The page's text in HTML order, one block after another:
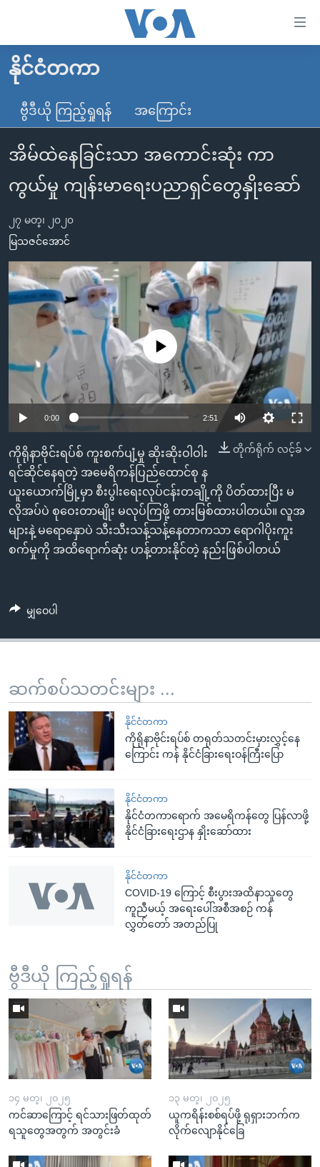
လွယ်ကူ
စေ
သည့်
Link
များ
ပင်မ
သို့
ကျော်
ကြည့်
ရန်
ပင်မ
စာမျက်နှာ
ကျော်
ကြည့်
ရှာဖွေ
ရန်
နေရာ
သို့
ကျော်
ရန်
မူလစာမျက်နှာ
မြန်မာ
ကမ္ဘာ့သတင်းများ
နိုင်ငံတကာ
အမေရိကန်
အစ္စရေး-ပါလက်စတိုင်း
ဗွီဒီယို
သတင်းလွတ်လပ်ခွင့်
ရပ်ဝန်းတခု လမ်းတခု အလွန်
အင်္ဂလိပ်စာလေ့လာမယ်
မကြေးမုံရဲ့ အင်္ဂလိပ်စာ
ရုပ်ရှင်ထဲက အင်္ဂလိပ်စာ
သုတပဒေသာ အင်္ဂလိပ်စာ
ရေဒီယို
တီဗွီ
ရေဒီယိုနှင့်ရုပ်သံ အချက်အလက်များ
ရေဒီယို/တီဗွီအစီအစဉ်
Learning English
ဗွီအိုအေ လူမှုကွန်ယက်များ
ဘာသာစကားများ
နိုင်ငံတကာ
ဗွီဒီယို ကြည့်ရှုရန် အကြောင်း
အိမ်ထဲနေခြင်းသာ အကောင်းဆုံး ကာ
ကွယ်မှု ကျန်းမာရေးပညာရှင်တွေနှိုးဆော်
၂၇ မတ္၊ ၂၀၂၀
မြသဇင်အောင်
No media source currently available
0:00 2:51
တိုက်ရိုက် လင့်ခ်
ကိုရိုနာဗိုင်းရပ်စ် ကူးစက်ပျံ့မှု ဆိုးဆိုးဝါဝါး
ရင်ဆိုင်နေရတဲ့ အမေရိကန်ပြည်ထောင်စု န
ယူးယောက်မြို့မှာ စီးပွါးရေးလုပ်ငန်းတချို့ကို ပိတ်ထားပြီး မ
လိုအပ်ပဲ စုဝေးတာမျိုး မလုပ်ကြဖို့ တားမြစ်ထားပါတယ်။ လူအ
များနဲ့ မရောနှောပဲ သီးသီးသန့်သန့်နေတာကသာ ရောဂါပိုးကူး
စက်မှုကို အထိရောက်ဆုံး ဟန့်တားနိုင်တဲ့ နည်းဖြစ်ပါတယ်
မျှဝေပါ
ဆက်စပ်သတင်းများ ...
နိုင်ငံတကာ
ကိုရိုနာဗိုင်းရပ်စ် တရုတ်သတင်းမှားလွှင့်နေ
ကြောင်း ကန် နိုင်ငံခြားရေးဝန်ကြီးပြော
နိုင်ငံတကာ
နိုင်ငံတကာရောက် အမေရိကန်တွေ ပြန်လာဖို့
နိုင်ငံခြားရေးဌာန နှိုးဆော်ထား
နိုင်ငံတကာ
COVID-19 ကြောင့် စီးပွားအထိနာသူတွေ
ကူညီမယ့် အရေးပေါ်အစီအစဉ် ကန်
လွှတ်တော် အတည်ပြု
ဗွီဒီယို ကြည့်ရှုရန်
၁၄ မတ္၊ ၂၀၂၅
ကင်ဆာကြောင့် ရင်သားဖြတ်ထုတ်
ရသူတွေအတွက် အတွင်းခံ
၁၃ မတ္၊ ၂၀၂၅
ယူကရိန်းစစ်ရပ်ဖို့ ရုရှားဘက်က
လိုက်လျောနိုင်ခြေ